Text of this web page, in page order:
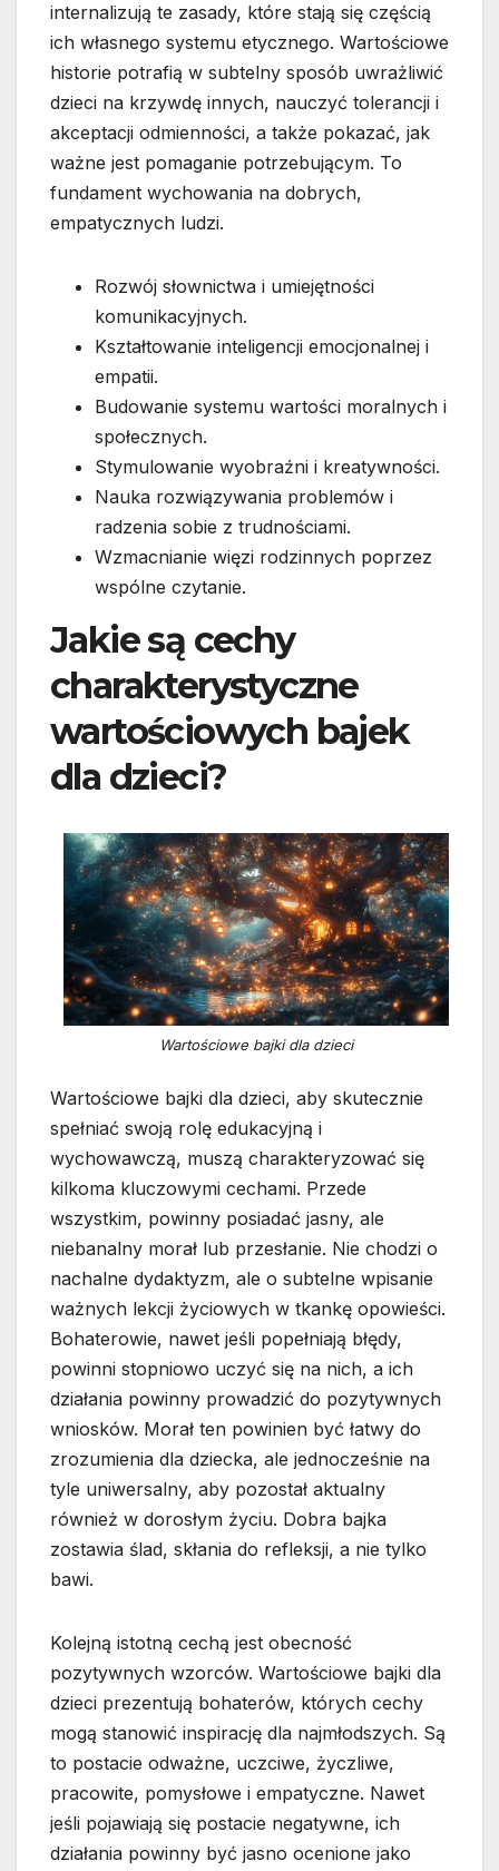
internalizują te zasady, które stają się częścią
ich własnego systemu etycznego. Wartościowe
historie potrafią w subtelny sposób uwrażliwić
dzieci na krzywdę innych, nauczyć tolerancji i
akceptacji odmienności, a także pokazać, jak
ważne jest pomaganie potrzebującym. To
fundament wychowania na dobrych,
empatycznych ludzi.
Rozwój słownictwa i umiejętności
komunikacyjnych.
Kształtowanie inteligencji emocjonalnej i
empatii.
Budowanie systemu wartości moralnych i
społecznych.
Stymulowanie wyobraźni i kreatywności.
Nauka rozwiązywania problemów i
radzenia sobie z trudnościami.
Wzmacnianie więzi rodzinnych poprzez
wspólne czytanie.
Jakie są cechy
charakterystyczne
wartościowych bajek
dla dzieci?
Wartościowe bajki dla dzieci
Wartościowe bajki dla dzieci, aby skutecznie
spełniać swoją rolę edukacyjną i
wychowawczą, muszą charakteryzować się
kilkoma kluczowymi cechami. Przede
wszystkim, powinny posiadać jasny, ale
niebanalny morał lub przesłanie. Nie chodzi o
nachalne dydaktyzm, ale o subtelne wpisanie
ważnych lekcji życiowych w tkankę opowieści.
Bohaterowie, nawet jeśli popełniają błędy,
powinni stopniowo uczyć się na nich, a ich
działania powinny prowadzić do pozytywnych
wniosków. Morał ten powinien być łatwy do
zrozumienia dla dziecka, ale jednocześnie na
tyle uniwersalny, aby pozostał aktualny
również w dorosłym życiu. Dobra bajka
zostawia ślad, skłania do refleksji, a nie tylko
bawi.
Kolejną istotną cechą jest obecność
pozytywnych wzorców. Wartościowe bajki dla
dzieci prezentują bohaterów, których cechy
mogą stanowić inspirację dla najmłodszych. Są
to postacie odważne, uczciwe, życzliwe,
pracowite, pomysłowe i empatyczne. Nawet
jeśli pojawiają się postacie negatywne, ich
działania powinny być jasno ocenione jako